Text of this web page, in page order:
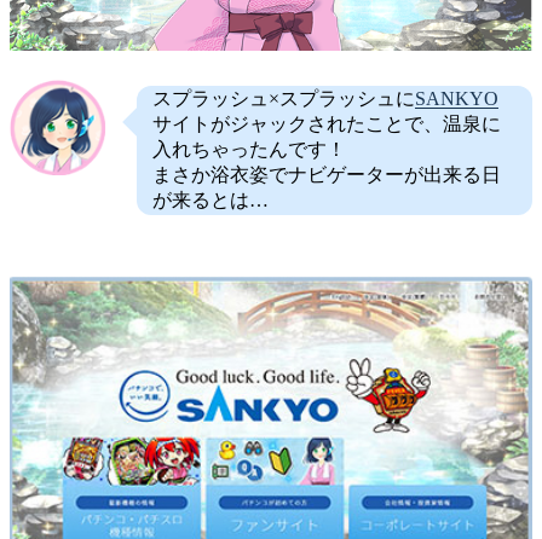
スプラッシュ×スプラッシュにSANKYO
サイトがジャックされたことで、温泉に
入れちゃったんです！
まさか浴衣姿でナビゲーターが出来る日
が来るとは…